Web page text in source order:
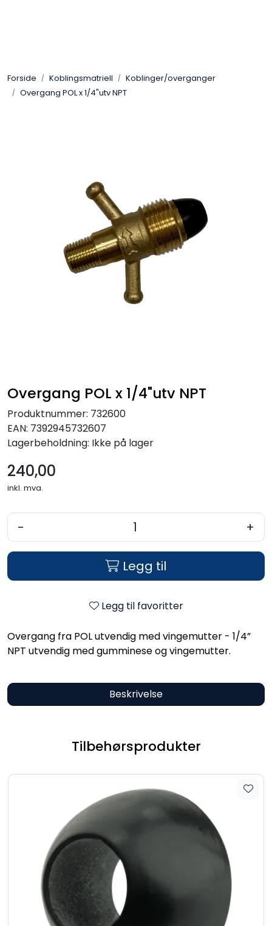
Forside Koblingsmatriell
Koblinger/overganger
Overgang POL x 1/4"utv NPT
Overgang POL x 1/4"utv NPT
Produktnummer: 732600
EAN: 7392945732607
Lagerbeholdning: Ikke på lager
240,00
inkl. mva.
- +
Legg til
Legg til favoritter
Overgang fra POL utvendig med vingemutter - 1/4”
NPT utvendig med gumminese og vingemutter.
Beskrivelse
Tilbehørsprodukter
Koblingsmatriell
Marine & Caravan
Oppvarming